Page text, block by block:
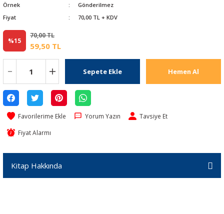
Örnek
Gönderilmez
Fiyat
70,00 TL + KDV
%15
70,00 TL
59,50 TL
Sepete Ekle Hemen Al
Yorum Yazın Tavsiye Et
Fiyat Alarmı
Kitap Hakkında